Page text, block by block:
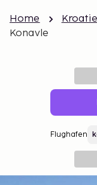
Home
Konavle
Flughafen